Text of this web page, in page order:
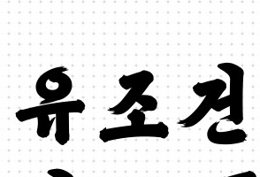
조